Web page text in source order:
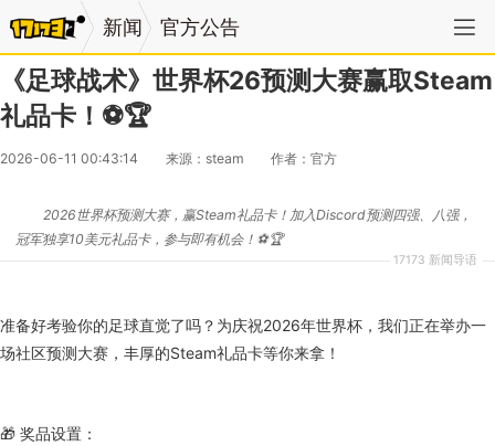
新闻 官方公告
《足球战术》世界杯26预测大赛赢取Steam
礼品卡！⚽🏆
2026-06-11 00:43:14 来源：steam 作者：官方
17173 新闻导语
2026世界杯预测大赛，赢Steam礼品卡！加入Discord预测四强、八强，
冠军独享10美元礼品卡，参与即有机会！⚽🏆
准备好考验你的足球直觉了吗？为庆祝2026年世界杯，我们正在举办一
场社区预测大赛，丰厚的Steam礼品卡等你来拿！
🎁 奖品设置：